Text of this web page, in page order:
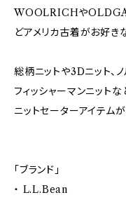
WOOLRICHや
どアメリカ古着がお好き
総柄ニットや3Dニット、
フィッシャーマンニット
ニットセーターアイテム
「ブランド」
・ L.L.Bean